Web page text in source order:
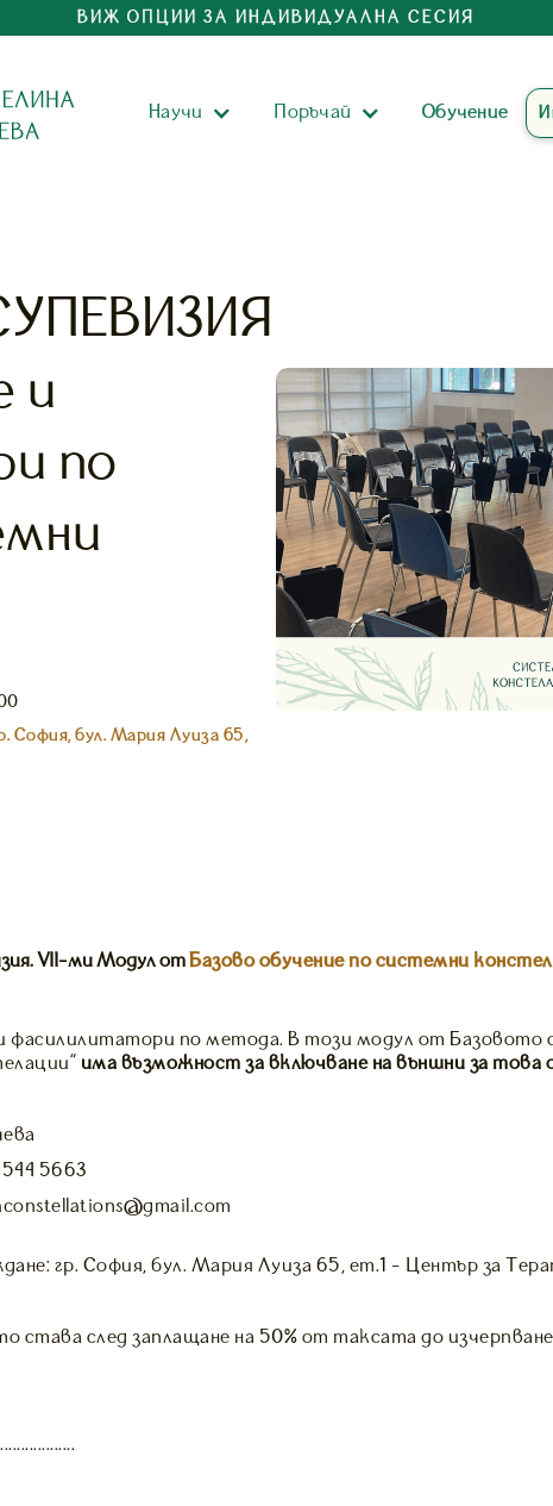
ВИЖ ОПЦИИ ЗА ИНДИВИДУАЛНА СЕСИЯ
Научи Поръчай Обучениe
и
по
София, бул. Мария Луиза 65,
VII-ми Модул от Базово обучение по системни
фасилилитатори по метода. В този модул от Базовото
има възможност за включване на външни за това
5663
гр. София, бул. Мария Луиза 65, ет.1 - Център за
става след заплащане на 50% от таксата до